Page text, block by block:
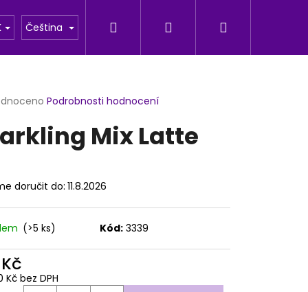
Fotogalerie
Čeština Přihlášení
Podrobnosti hodnocení
Mix Latte
doručit do: 11.8.2026
(>5 ks) Kód: 3339
Kč bez DPH